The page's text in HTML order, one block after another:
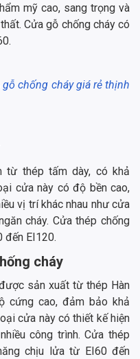
mỹ cao, sang trọng và
Cửa gỗ chống cháy có
chống cháy giá rẻ thịnh
từ thép tấm dày, có khả
cửa này có độ bền cao,
vị trí khác nhau như cửa
cháy. Cửa thép chống
đến EI120.
cháy
sản xuất từ thép Hàn
cứng cao, đảm bảo khả
cửa này có thiết kế hiện
công trình. Cửa thép
chịu lửa từ EI60 đến